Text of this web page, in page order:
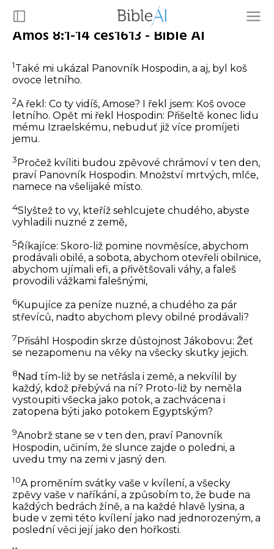
Amos 8:1-14 ces1613 - Bible AI
1Také mi ukázal Panovník Hospodin, a aj, byl koš
ovoce letního.
2A řekl: Co ty vidíš, Amose? I řekl jsem: Koš ovoce
letního. Opět mi řekl Hospodin: Přišeltě konec lidu
mému Izraelskému, nebuduť již více promíjeti
jemu.
3 Pročež kvíliti budou zpěvové chrámoví v ten den,
praví Panovník Hospodin. Množství mrtvých, mlče,
namece na všelijaké místo.
4Slyštež to vy, kteříž sehlcujete chudého, abyste
vyhladili nuzné z země,
5Říkajíce: Skoro-liž pomine novměsíce, abychom
prodávali obilé, a sobota, abychom otevřeli obilnice,
abychom ujímali efi, a přivětšovali váhy, a faleš
provodili vážkami falešnými,
6Kupujíce za peníze nuzné, a chudého za pár
střevíců, nadto abychom plevy obilné prodávali?
7Přisáhl Hospodin skrze důstojnost Jákobovu: Žeť
se nezapomenu na věky na všecky skutky jejich.
8 Nad tím-liž by se netřásla i země, a nekvílil by
každý, kdož přebývá na ní? Proto-liž by neměla
vystoupiti všecka jako potok, a zachvácena i
zatopena býti jako potokem Egyptským?
9Anobrž stane se v ten den, praví Panovník
Hospodin, učiním, že slunce zajde o poledni, a
uvedu tmy na zemi v jasný den.
10A proměním svátky vaše v kvílení, a všecky
zpěvy vaše v naříkání, a způsobím to, že bude na
každých bedrách žíně, a na každé hlavě lysina, a
bude v zemi této kvílení jako nad jednorozeným, a
poslední věci její jako den hořkosti.